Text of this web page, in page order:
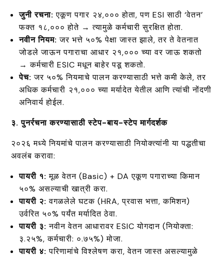
जुनी रचना: एकूण पगार ₹२४,००० होता, पण ESI साठी ‘वेतन’
फक्त ₹१८,००० होते → त्यामुळे कर्मचारी सुरक्षित होता.
नवीन नियम: जर भत्ते ५०% पेक्षा जास्त झाले, तर ते वेतनात
जोडले जाऊन पगाराचा आधार ₹२१,००० च्या वर जाऊ शकतो
→ कर्मचारी ESIC मधून बाहेर पडू शकतो.
पेच: जर ५०% नियमाचे पालन करण्यासाठी भत्ते कमी केले, तर
अधिक कर्मचारी ₹२१,००० च्या मर्यादेत येतील आणि त्यांची नोंदणी
अनिवार्य होईल.
३. पुनर्रचना करण्यासाठी स्टेप-बाय-स्टेप मार्गदर्शक
२०२६ मध्ये नियमांचे पालन करण्यासाठी नियोक्त्यांनी या पद्धतीचा
अवलंब करावा:
पायरी १: मूळ वेतन (Basic) + DA एकूण पगाराच्या किमान
५०% असल्याची खात्री करा.
पायरी २: वगळलेले घटक (HRA, प्रवास भत्ता, कमिशन)
उर्वरित ५०% पर्यंत मर्यादित ठेवा.
पायरी ३: नवीन वेतन आधारावर ESIC योगदान (नियोक्ता:
३.२५%, कर्मचारी: ०.७५%) मोजा.
पायरी ४: परिणामांचे विश्लेषण करा, वेतन जास्त असल्यामुळे